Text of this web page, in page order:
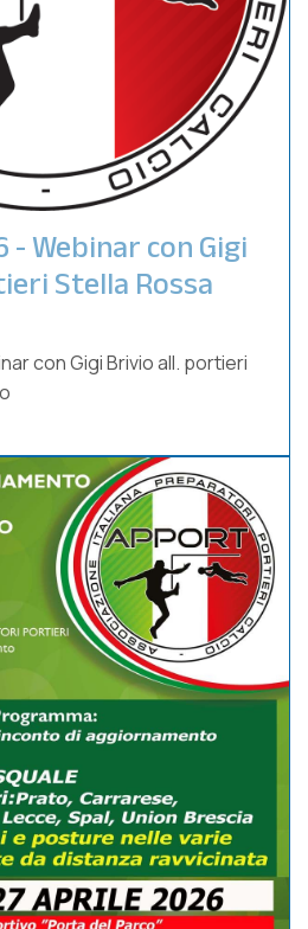
- Webinar con Gigi
Stella Rossa
con Gigi Brivio all. portieri